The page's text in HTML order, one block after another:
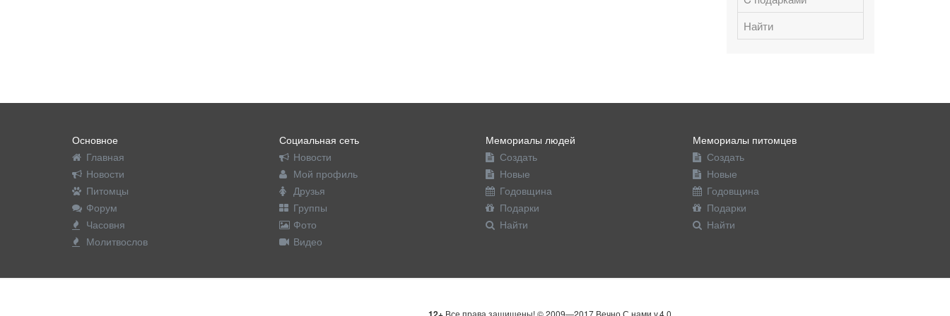
Найти
Основное
Главная
Новости
Питомцы
Форум
Часовня
Молитвослов
Социальная сеть
Новости
Мой профиль
Друзья
Группы
Фото
Видео
Мемориалы людей
Создать
Новые
Годовщина
Подарки
Найти
Мемориалы питомцев
Создать
Новые
Годовщина
Подарки
Найти